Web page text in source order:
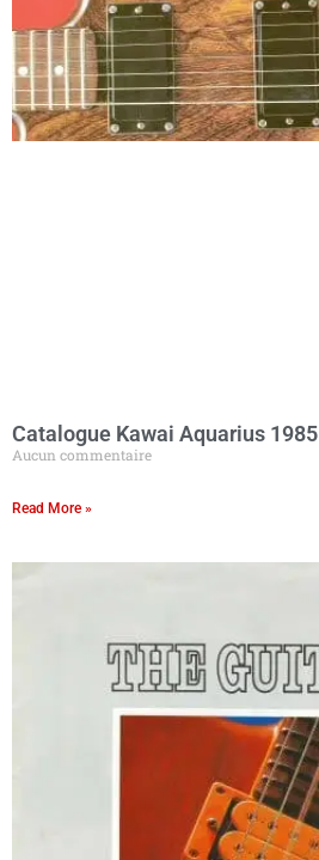
Catalogue Kawai Aquarius 1985
Aucun commentaire
Read More »